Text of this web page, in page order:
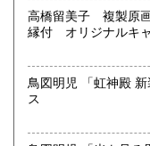
沿線名：地下鉄(三田
線)
最寄駅：神保町駅 御
り開店します
高橋留美子 複製原
縁付 オリジナルキ
鳥図明児 「虹神殿
ス